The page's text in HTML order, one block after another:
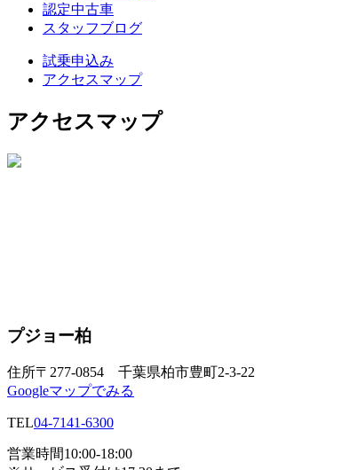
認定中古車
スタッフブログ
試乗申込み
アクセスマップ
アクセスマップ
プジョー柏
住所〒277-0854 千葉県柏市豊町2-3-22
Googleマップでみる
TEL04-7141-6300
営業時間10:00-18:00